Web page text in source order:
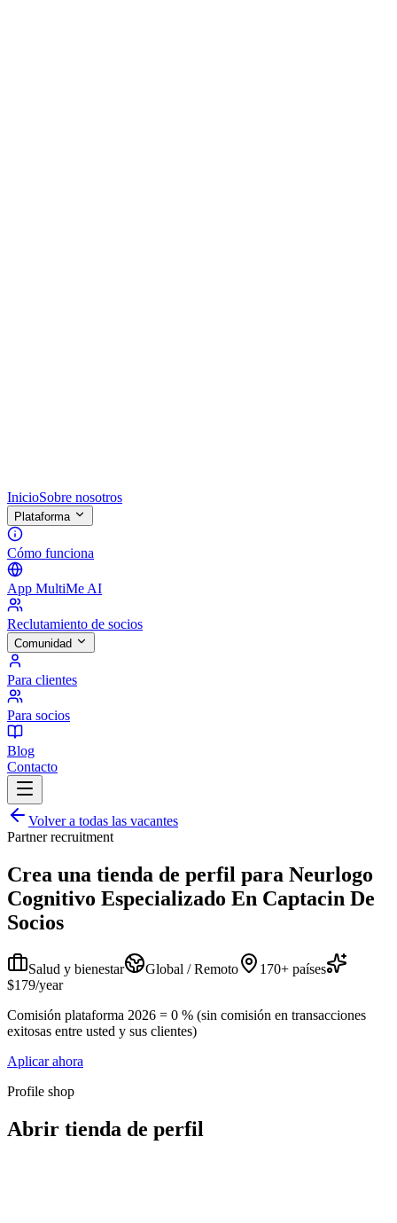
InicioSobre nosotros
Plataforma
Cómo funciona
App MultiMe AI
Reclutamiento de socios
Comunidad
Para clientes
Para socios
Blog
Contacto
Volver a todas las vacantes
Partner recruitment
Crea una tienda de perfil para Neurlogo
Cognitivo Especializado En Captacin De
Socios
Salud y bienestar Global / Remoto
170+ países
$179/year
Comisión plataforma 2026 = 0 % (sin comisión en transacciones
exitosas entre usted y sus clientes)
Aplicar ahora
Profile shop
Abrir tienda de perfil